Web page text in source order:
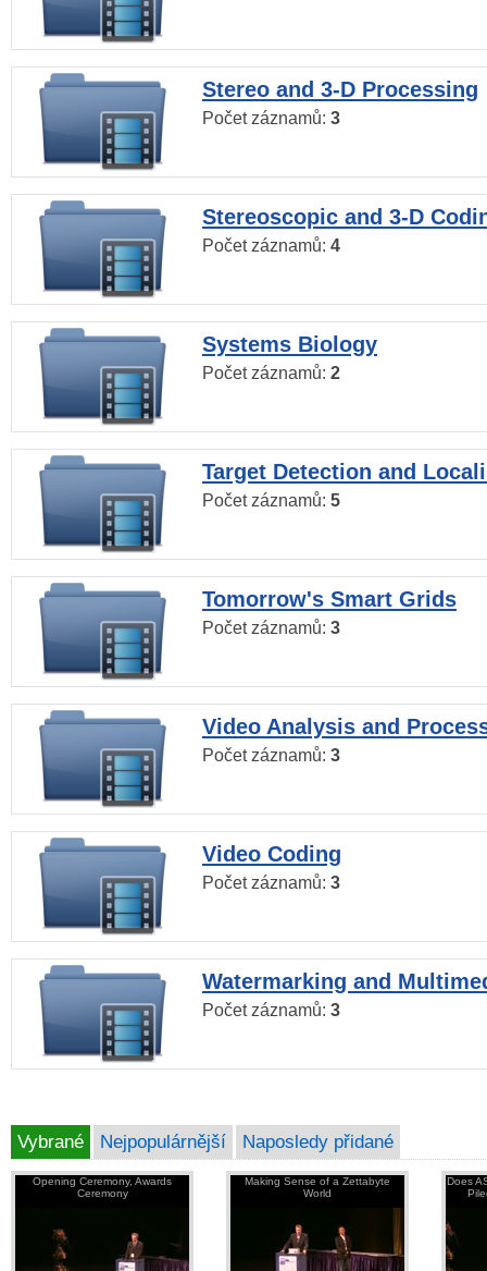
Stereo and 3-D Processing
Počet záznamů: 3
Stereoscopic and 3-D
Počet záznamů: 4
Systems Biology
Počet záznamů: 2
Target Detection and
Počet záznamů: 5
Tomorrow's Smart Grids
Počet záznamů: 3
Video Analysis and
Počet záznamů: 3
Video Coding
Počet záznamů: 3
Watermarking and
Počet záznamů: 3
Vybrané Nejpopulárnější Naposledy přidané
Opening Ceremony, Awards
Ceremony
Making Sense of a Zettabyte
World
Does